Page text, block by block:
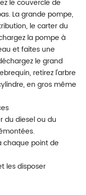
le couvercle de
La grande pompe,
le carter du
la pompe à
et faites une
le grand
retirez l'arbre
en gros même
du diesel ou du
point de
les disposer